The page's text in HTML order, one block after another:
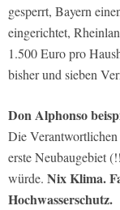
gesperrt, Bayern
eingerichtet,
1.500 Euro pro
bisher und sieben
Don Alphonso
Die Verantwortlichen
erste Neubaugebiet
würde. Nix Klima.
Hochwasserschutz.